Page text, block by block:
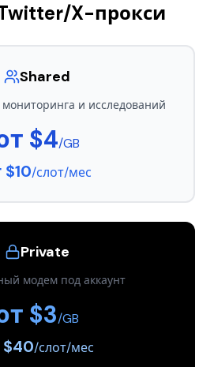
X-прокси
Shared
и исследований
$4/GB
$10/слот/мес
Private
модем под аккаунт
$3/GB
$40/слот/мес